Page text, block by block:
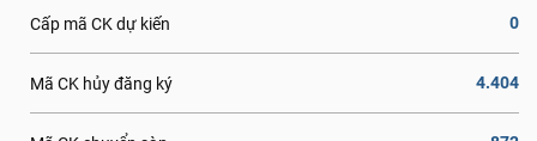
Cấp mã CK dự kiến 0
Mã CK hủy đăng ký 4.404